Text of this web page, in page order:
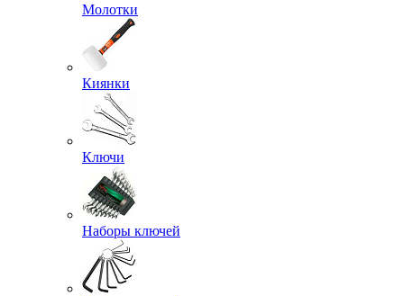
Молотки
Киянки
Ключи
Наборы ключей